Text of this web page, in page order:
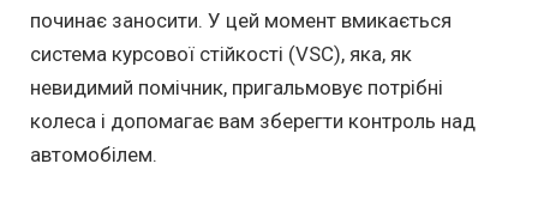
починає заносити. У цей момент вмикається
система курсової стійкості (VSC), яка, як
невидимий помічник, пригальмовує потрібні
колеса і допомагає вам зберегти контроль над
автомобілем.